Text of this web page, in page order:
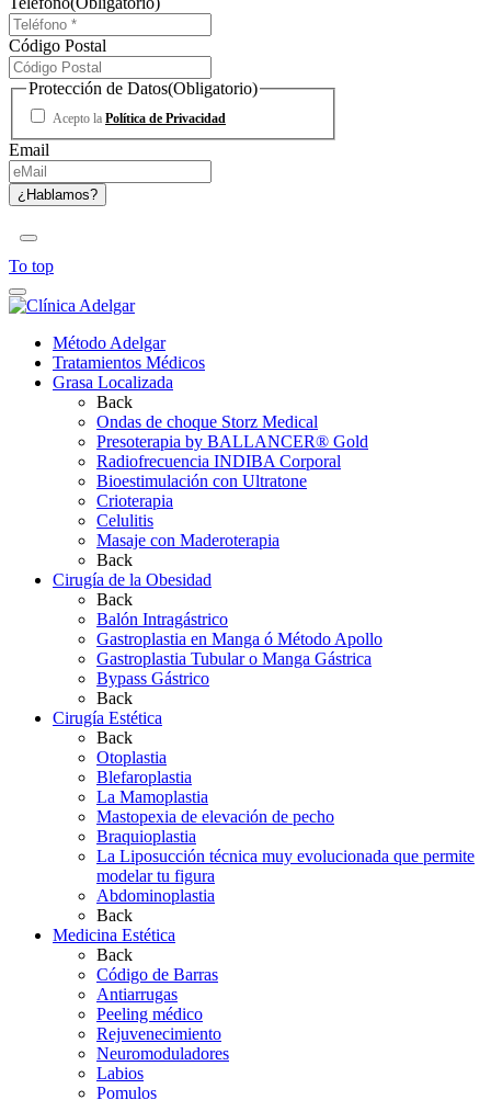
Código Postal
Protección de Datos(Obligatorio)
Acepto la Política de Privacidad
Email
To top
Método Adelgar
Tratamientos Médicos
Grasa Localizada
Back
Ondas de choque Storz Medical
Presoterapia by BALLANCER® Gold
Radiofrecuencia INDIBA Corporal
Bioestimulación con Ultratone
Crioterapia
Celulitis
Masaje con Maderoterapia
Back
Cirugía de la Obesidad
Back
Balón Intragástrico
Gastroplastia en Manga ó Método Apollo
Gastroplastia Tubular o Manga Gástrica
Bypass Gástrico
Back
Cirugía Estética
Back
Otoplastia
Blefaroplastia
La Mamoplastia
Mastopexia de elevación de pecho
Braquioplastia
La Liposucción técnica muy evolucionada que permite
modelar tu figura
Abdominoplastia
Back
Medicina Estética
Back
Código de Barras
Antiarrugas
Peeling médico
Rejuvenecimiento
Neuromoduladores
Labios
Pomulos